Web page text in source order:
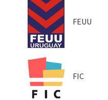
FEUU
FIC